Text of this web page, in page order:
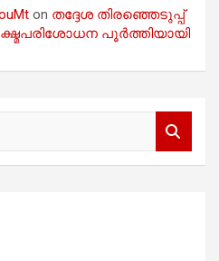
on തദ്ദേശ തിരഞ്ഞെടുപ്പ്
പൂർത്തിയായി